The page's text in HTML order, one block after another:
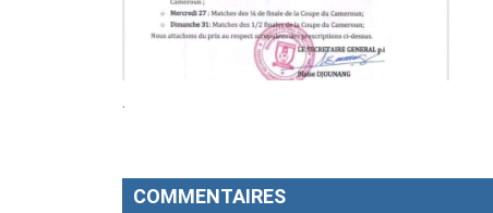
.
COMMENTAIRES